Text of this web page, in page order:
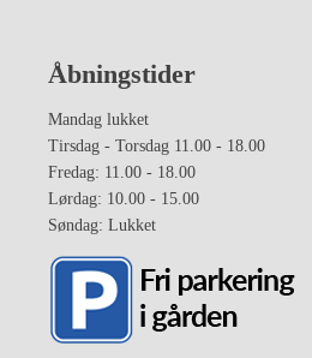
Åbningstider
Mandag lukket
Tirsdag - Torsdag 11.00 - 18.00
Fredag: 11.00 - 18.00
Lørdag: 10.00 - 15.00
Søndag: Lukket